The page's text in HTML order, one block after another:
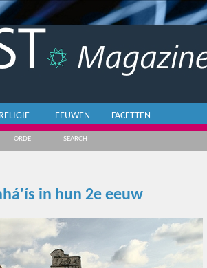
RELIGIE EEUWEN FACETTEN
ORDE SEARCH
in hun 2e eeuw